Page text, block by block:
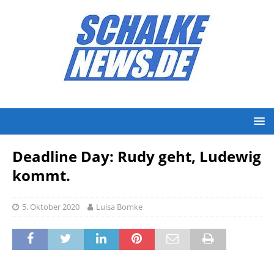
Deadline Day: Rudy geht, Ludewig
kommt.
5. Oktober 2020 Luisa Bomke